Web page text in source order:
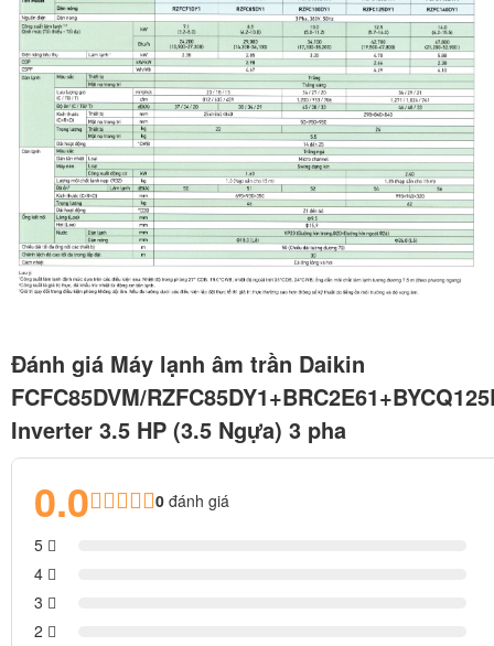
Đánh giá Máy lạnh âm trần Daikin
FCFC85DVM/
Inverter 3.5 HP (3.5 Ngựa) 3 pha
0.0 0 đánh giá
5
4
3
2